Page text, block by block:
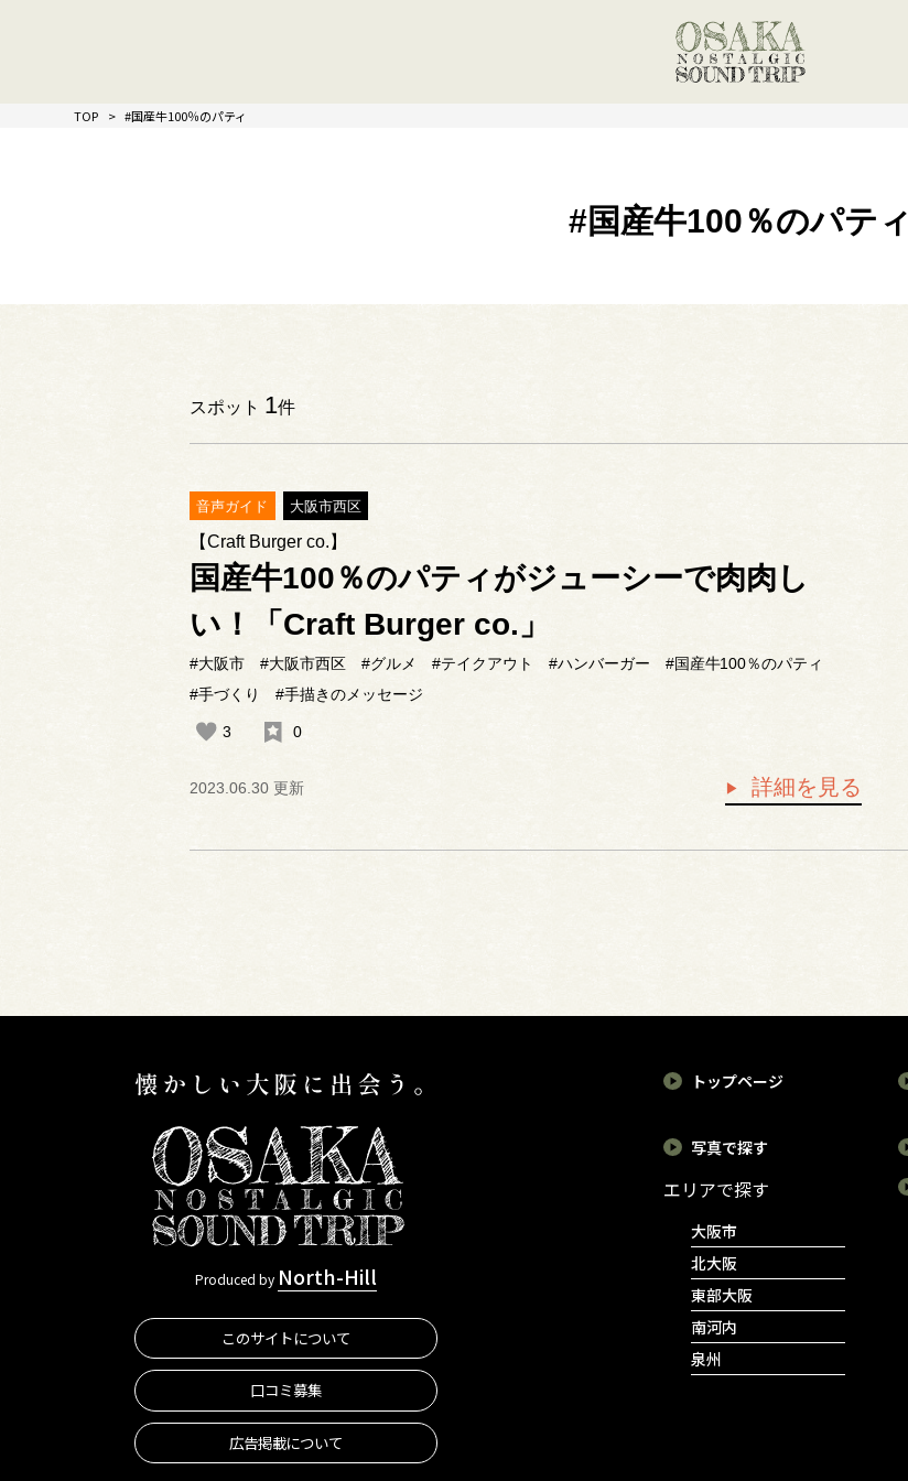
TOP #国産牛100％のパティ
#国産牛100％のパティ
スポット 1件
音声ガイド 大阪市西区
【Craft Burger co.】
国産牛100％のパティがジューシーで肉肉し
い！「Craft Burger co.」
#大阪市 #大阪市西区 #グルメ #テイクアウト #ハンバーガー
#国産牛100％のパティ
#手づくり
#手描きのメッセージ
3 0
2023.06.30 更新 詳細を見る
Produced by North-Hill
このサイトについて
口コミ募集
広告掲載について
トップページ
写真で探す
エリアで探す
大阪市
北大阪
東部大阪
南河内
泉州